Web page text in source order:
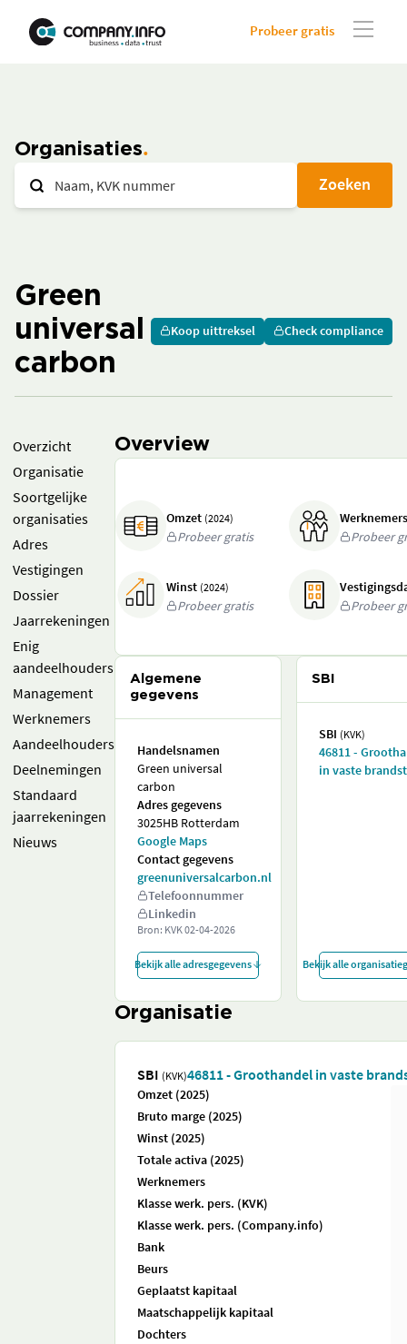
Probeer gratis
Organisaties
Zoeken
Green
universal
carbon
Koop uittreksel Check compliance
Overzicht
Organisatie
Soortgelijke
organisaties
Adres
Vestigingen
Dossier
Jaarrekeningen
Enig
aandeelhouders
Management
Werknemers
Aandeelhouders
Deelnemingen
Standaard
jaarrekeningen
Nieuws
Overview
Omzet (2024)
Probeer gratis
Probeer
Winst (2024)
Probeer gratis
Probeer
Algemene
gegevens
Handelsnamen
Green universal
carbon
Adres gegevens
3025HB Rotterdam
Google Maps
Contact gegevens
greenuniversalcarbon.nl
Telefoonnummer
Linkedin
Bron: KVK02-04-2026
Bekijk alle adresgegevens
SBI
SBI (KVK)
46811 -
in vaste
Bekijk alle
Organisatie
SBI (KVK)46811 - Groothandel in vaste
Omzet (2025)
Bruto marge (2025)
Winst (2025)
Totale activa (2025)
Werknemers
Klasse werk. pers. (KVK)
Klasse werk. pers. (Company.info)
Bank
Beurs
Geplaatst kapitaal
Maatschappelijk kapitaal
Dochters